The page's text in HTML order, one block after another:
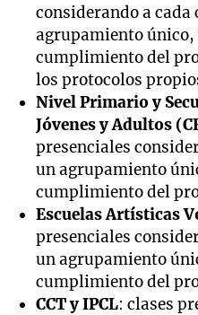
considerando a
agrupamiento
cumplimiento del
los protocolos
Nivel Primario y
Jóvenes y Adultos
presenciales
un agrupamiento
cumplimiento del
Escuelas Artísticas
presenciales
un agrupamiento
cumplimiento del
CCT y IPCL: clases